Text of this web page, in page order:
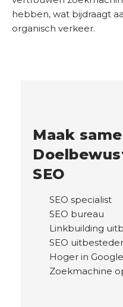
hebben, wat bijdraagt
organisch verkeer.
Maak
SEO
SEO specialist
SEO bureau
Linkbuilding
SEO
Hoger in
Zoekmachine